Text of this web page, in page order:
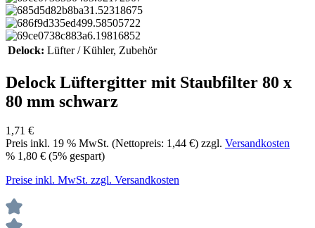
Delock: Lüfter / Kühler, Zubehör
Delock Lüftergitter mit Staubfilter 80 x
80 mm schwarz
1,71 €
Preis inkl. 19 % MwSt. (Nettopreis: 1,44 €) zzgl. Versandkosten
% 1,80 € (5% gespart)
Preise inkl. MwSt. zzgl. Versandkosten